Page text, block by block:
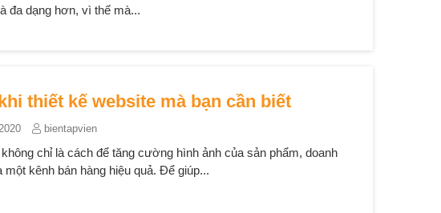
đa dạng hơn, vì thế mà...
thiết kế website mà bạn cần biết
bientapvien
chỉ là cách để tăng cường hình ảnh của sản phẩm, doanh
một kênh bán hàng hiệu quả. Để giúp...